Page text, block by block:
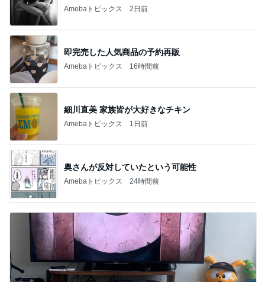
Amebaトピックス 2日前
即完売した人気商品の予約再販
Amebaトピックス 16時間前
細川直美 家族皆が大好きなチキン
Amebaトピックス 1日前
奥さんが反対していたという可能性
Amebaトピックス 24時間前